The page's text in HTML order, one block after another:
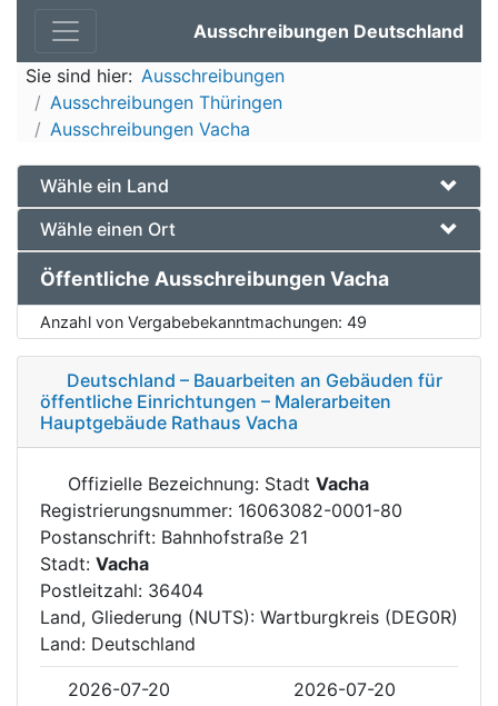
Ausschreibungen Deutschland
Sie sind hier: Ausschreibungen
Ausschreibungen Thüringen
Ausschreibungen Vacha
Wähle ein Land
Wähle einen Ort
Öffentliche Ausschreibungen Vacha
Anzahl von Vergabebekanntmachungen: 49
Deutschland – Bauarbeiten an Gebäuden für
öffentliche Einrichtungen – Malerarbeiten
Hauptgebäude Rathaus Vacha
Offizielle Bezeichnung: Stadt Vacha
Registrierungsnummer: 16063082-0001-80
Postanschrift: Bahnhofstraße 21
Stadt: Vacha
Postleitzahl: 36404
Land, Gliederung (NUTS): Wartburgkreis (DEG0R)
Land: Deutschland
2026-07-20
2026-07-20